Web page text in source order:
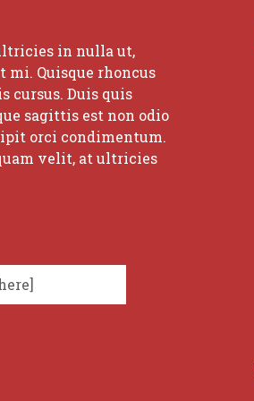
in nulla ut,
Quisque rhoncus
cursus. Duis quis
sagittis est non odio
orci condimentum.
velit, at ultricies